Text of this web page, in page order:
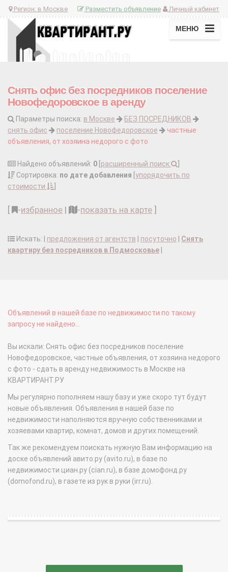
Регион: в Москве Личный кабинет
Разместить объявление
МЕНЮ
Снять офис без посредников поселение
Новофедоровское в аренду
Параметры поиска: в Москве
БЕЗ ПОСРЕДНИКОВ
снять офис
поселение Новофедоровское
частные
объявления, от хозяина недорого с фото
Найдено объявлений: 0 расширенный поиск
Сортировка: по дате добавления упорядочить по
стоимости
-избранное | -показать на карте
Искать: | предложения от агентств посуточно
Снять
квартиру без посредников в Подмосковье
Объявлений в нашей базе по недвижимости по такому
запросу не найдено...
Вы искали: Снять офис без посредников поселение
Новофедоровское, частные объявления, от хозяина недорого
с фото - сдать в аренду недвижимость в Москве на
КВАРТИРАНТ.РУ
Мы регулярно пополняем нашу базу и уже скоро тут будут
новые объявления. Объявления в нашей базе по
недвижимости наполняются вручную собственниками и
хозяевами квартир, комнат, домов и других помещений.
Так же рекомендуем поискать нужную Вам информацию на
доске объявлений авито.ру (avito.ru), в базе по
недвижимости циан.ру (cian.ru), в базе домофонд.ру
(domofond.ru), в газете из рук в руки (irr.ru).